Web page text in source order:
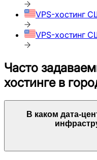
VPS-хостинг
VPS-хостинг
Часто
хостинге в
В каком дата-